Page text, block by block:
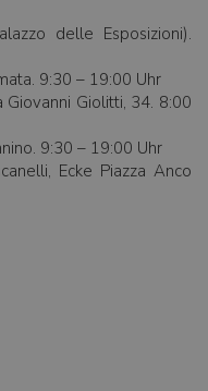
delle Esposizioni).
9:30 – 19:00 Uhr
Giovanni Giolitti, 34. 8:00
9:30 – 19:00 Uhr
Ecke Piazza Anco